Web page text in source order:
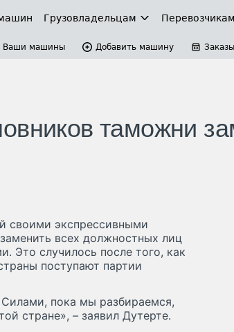
Грузовладельцам Перевозчикам
Ваши машины Добавить машину Заказы
таможни
своими экспрессивными
всех должностных лиц
Это случилось после того, как
поступают партии
пока мы разбираемся,
стране», – заявил Дутерте.